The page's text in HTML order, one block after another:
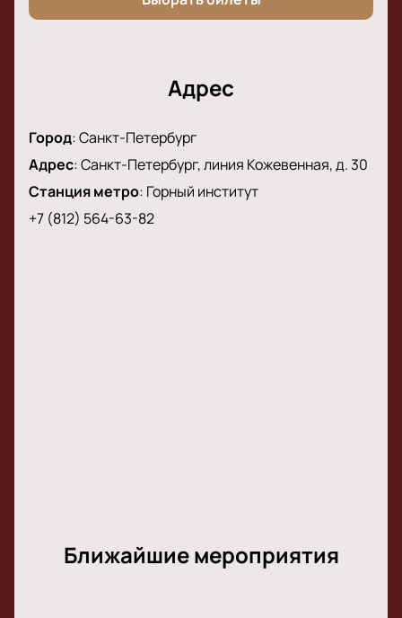
Адрес
Город:Санкт-Петербург
Адрес:Санкт-Петербург, линия Кожевенная, д. 30
Станция метро: Горный институт
+7 (812) 564-63-82
Ближайшие мероприятия